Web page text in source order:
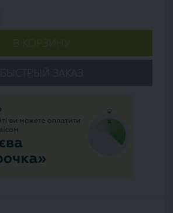
В КОРЗИНУ